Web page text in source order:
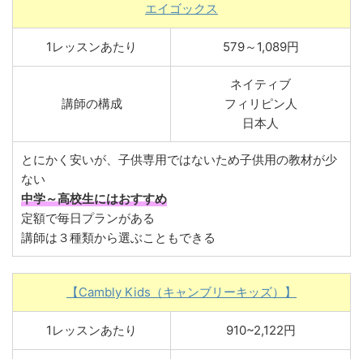
エイゴックス
1レッスンあたり 579～1,089円
講師の構成
ネイティブ
フィリピン人
日本人
とにかく安いが、子供専用ではないため子供用の教材が少
ない
中学～高校生にはおすすめ
定額で毎日プランがある
講師は３種類から選ぶこともできる
【Cambly Kids（キャンブリーキッズ）】
1レッスンあたり 910~2,122円